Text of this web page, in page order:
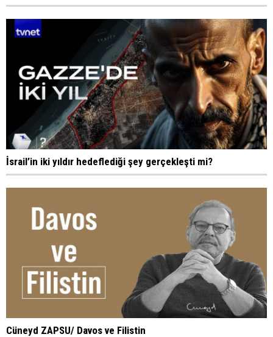
İsrail’in iki yıldır hedeflediği şey gerçekleşti mi?
Cüneyd ZAPSU/ Davos ve Filistin